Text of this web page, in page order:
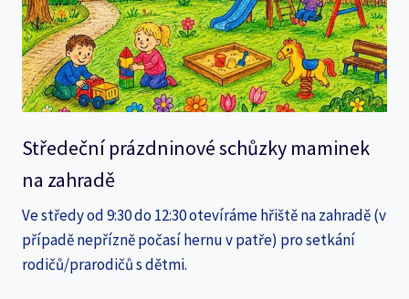
Středeční prázdninové schůzky maminek
na zahradě
Ve středy od 9:30 do 12:30 otevíráme hřiště na zahradě (v
případě nepřízně počasí hernu v patře) pro setkání
rodičů/prarodičů s dětmi.